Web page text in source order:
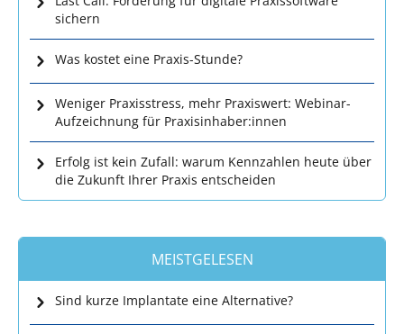
sichern
Was kostet eine Praxis-Stunde?
Weniger Praxisstress, mehr Praxiswert: Webinar-
Aufzeichnung für Praxisinhaber:innen
Erfolg ist kein Zufall: warum Kennzahlen heute über
die Zukunft Ihrer Praxis entscheiden
MEISTGELESEN
Sind kurze Implantate eine Alternative?